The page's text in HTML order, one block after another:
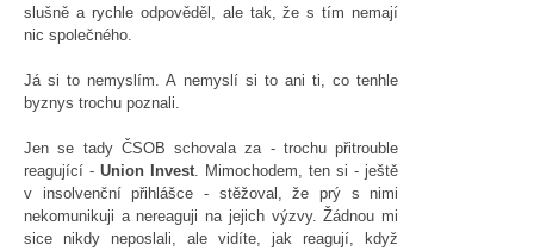
slušně a rychle odpověděl, ale tak, že s tím nemají
nic společného.
Já si to nemyslím. A nemyslí si to ani ti, co tenhle
byznys trochu poznali.
Jen se tady ČSOB schovala za - trochu přitrouble
reagující -Union Invest. Mimochodem, ten si - ještě
v insolvenční přihlášce - stěžoval, že prý s nimi
nekomunikuji a nereaguji na jejich výzvy. Žádnou mi
sice nikdy neposlali, ale vidíte, jak reagují, když